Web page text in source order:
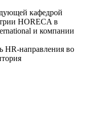
кафедрой
HORECA в
и компании
HR-направления во